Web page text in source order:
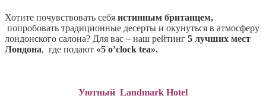
Хотите почувствовать себя истинным британцем,
попробовать традиционные десерты и окунуться в атмосферу
лондонского салона? Для вас – наш рейтинг 5 лучших мест
Лондона, где подают «5 o’clock tea».
Уютный Landmark Hotel